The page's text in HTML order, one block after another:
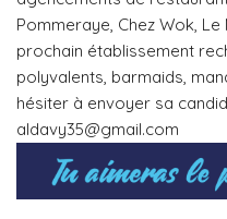
Pommeraye, Chez Wok,
prochain établissement
polyvalents, barmaids,
hésiter à envoyer sa
aldavy35@gmail.com